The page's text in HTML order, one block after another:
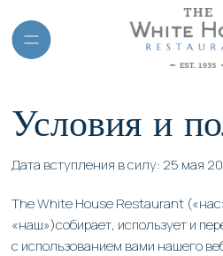
Условия и
Дата вступления в силу: 25 мая
The White House Restaurant
«наш»)собирает, использует и
с использованием вами нашего